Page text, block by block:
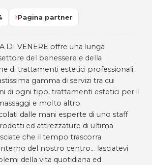
Pagina partner
DI VENERE offre una lunga
del benessere e della
di trattamenti estetici professionali.
gamma di servizi tra cui
di ogni tipo, trattamenti estetici per il
e molto altro.
dalle mani esperte di uno staff
ed attrezzature di ultima
che il tempo trascorra
del nostro centro... lasciatevi
della vita quotidiana ed